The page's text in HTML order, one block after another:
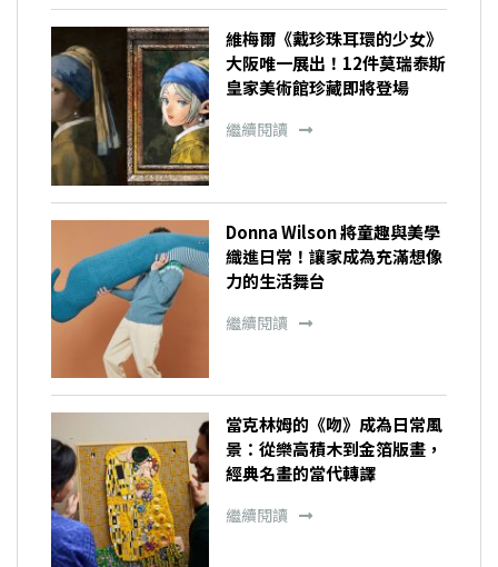
維梅爾《戴珍珠耳環的少女》
大阪唯一展出！12件莫瑞泰斯
皇家美術館珍藏即將登場
繼續閱讀
Donna Wilson 將童趣與美學
織進日常！讓家成為充滿想像
力的生活舞台
繼續閱讀
當克林姆的《吻》成為日常風
景：從樂高積木到金箔版畫，
經典名畫的當代轉譯
繼續閱讀